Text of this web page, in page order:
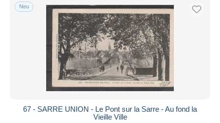
Europa
Frankreich
[67] Bas Rhin
Sarre-Union
Auktionen mit Geboten
Auktionen ohne Gebote
Auktionshäuser
Verkauft
Alle Laufzeiten
Neu
67 - SARRE UNION - Le Pont sur la Sarre - Au fond la
Vieille Ville